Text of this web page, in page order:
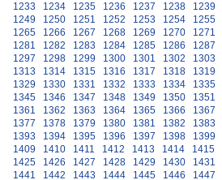
1233
1234 1235 1236 1237 1238 1239
1249
1250 1251 1252 1253 1254 1255
1265
1266 1267 1268 1269 1270 1271
1281
1282 1283 1284 1285 1286 1287
1297
1298 1299 1300 1301 1302 1303
1313
1314 1315 1316 1317 1318 1319
1329
1330 1331 1332 1333 1334 1335
1345
1346 1347 1348 1349 1350 1351
1361
1362 1363 1364 1365 1366 1367
1377
1378 1379 1380 1381 1382 1383
1393
1394 1395 1396 1397 1398 1399
1409
1410 1411 1412 1413 1414 1415
1425
1426 1427 1428 1429 1430 1431
1441
1442 1443 1444 1445 1446 1447